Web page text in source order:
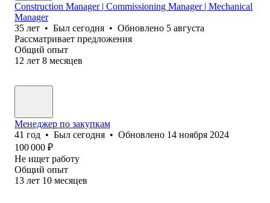
Construction Manager | Commissioning Manager | Mechanical
Manager
35 лет • Был сегодня • Обновлено 5 августа
Рассматривает предложения
Общий опыт
12 лет 8 месяцев
Менеджер по закупкам
41 год • Был сегодня • Обновлено 14 ноября 2024
100 000 ₽
Не ищет работу
Общий опыт
13 лет 10 месяцев